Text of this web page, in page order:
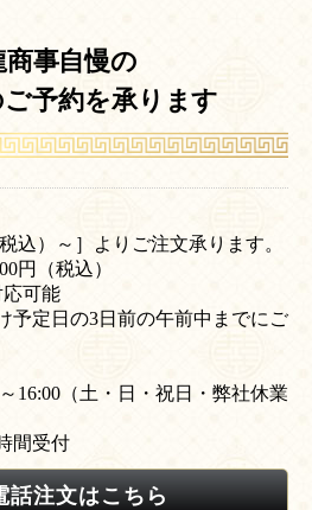
商事自慢の
予約を承ります
込）～］よりご注文承ります。
円（税込）
可能
予定日の3日前の午前中までにご
16:00（土・日・祝日・弊社休業
間受付
注文はこちら